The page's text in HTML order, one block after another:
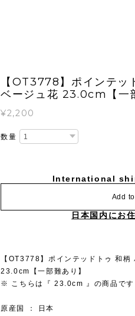
【OT3778】ポインテッ
ベージュ花 23.0cm【一
¥2,200
数量
International
Add
日本国内にお
【OT3778】ポインテッドトゥ 和柄
23.0cm【一部難あり】
※ こちらは『 23.0cm 』の商品で
原産国 ： 日本